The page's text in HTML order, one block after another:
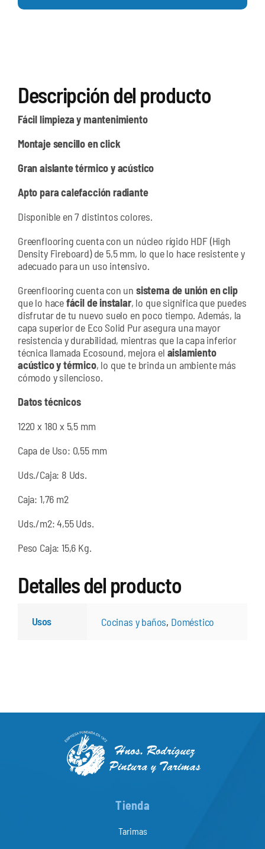
Descripción del producto
Fácil limpieza y mantenimiento
Montaje sencillo en click
Gran aislante térmico y acústico
Apto para calefacción radiante
Disponible en 7 distintos colores.
Greenflooring cuenta con un núcleo rígido HDF (High
Density Fireboard) de 5,5 mm, lo que lo hace resistente y
adecuado para un uso intensivo.
Greenflooring cuenta con un sistema de unión en clip
que lo hacefácil de instalar, lo que significa que puedes
disfrutar de tu nuevo suelo en poco tiempo. Además, la
capa superior de Eco Solid Pur asegura una mayor
resistencia y durabilidad, mientras que la capa inferior
técnica llamada Ecosound, mejora el aislamiento
acústico y térmico, lo que te brinda un ambiente más
cómodo y silencioso.
Datos técnicos
1220 x 180 x 5,5 mm
Capa de Uso: 0,55 mm
Uds./Caja: 8 Uds.
Caja: 1,76 m2
Uds./m2: 4,55 Uds.
Peso Caja: 15,6 Kg.
Detalles del producto
Usos Cocinas y baños, Doméstico
Tienda
Tarimas